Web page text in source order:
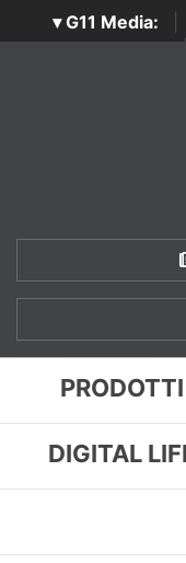
▾ G11 Media:
SecurityOpenLab
PRODOTTI
DIGITAL